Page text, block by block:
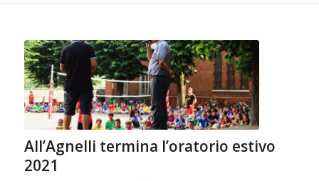
All’Agnelli termina l’oratorio estivo
2021